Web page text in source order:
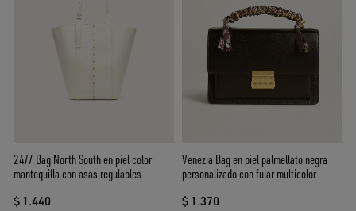
24/7 Bag North South en piel color
mantequilla con asas regulables
$ 1.440
Venezia Bag en piel palmellato negra
personalizado con fular multicolor
$ 1.370